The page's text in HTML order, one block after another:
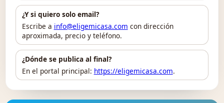
¿Y si quiero solo email?
Escribe a info@eligemicasa.com con dirección
aproximada, precio y teléfono.
¿Dónde se publica al final?
En el portal principal: https://eligemicasa.com.